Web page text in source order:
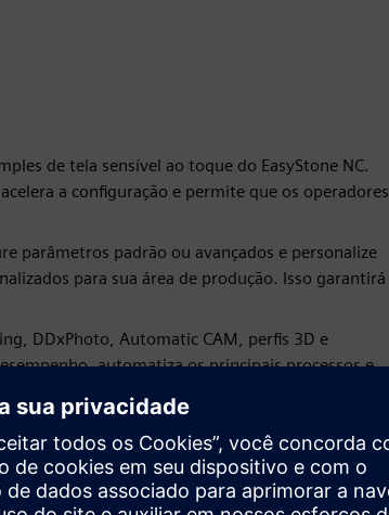
de tela sensível ao toque do EasyStone NC.
a configuração e permite que os operadores
parâmetros padrão ou avançados e personalize
para sua área de produção. Isso garantirá
DDxPhoto, Automatic CAM, perfis 3D e
automatiza os principais processos e